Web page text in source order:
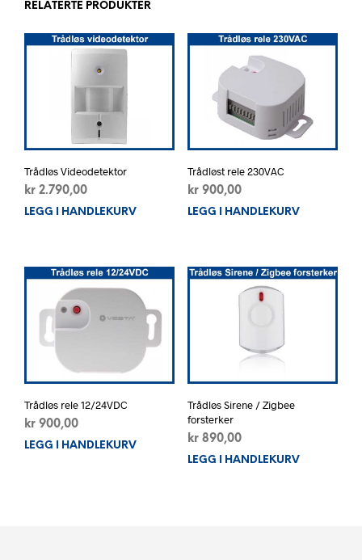
RELATERTE PRODUKTER
Trådløs Videodetektor
kr 2.790,00
LEGG I HANDLEKURV
Trådløst rele 230VAC
kr900,00
LEGG I HANDLEKURV
Trådløs rele 12/24VDC
kr 900,00
LEGG I HANDLEKURV
Trådløs Sirene / Zigbee
forsterker
kr890,00
LEGG I HANDLEKURV